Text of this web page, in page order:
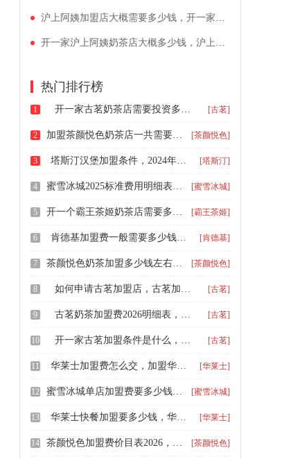
沪上阿姨加盟店大概需要多少钱，开一家沪上阿姨加盟费用要多少
开一家沪上阿姨奶茶店大概多少钱，沪上阿姨加盟费用明细表
热门排行榜
1 开一家古茗奶茶店需要投资多少钱，2026古茗加盟费用及加盟条件标准 [古茗]
2 加盟茶颜悦色奶茶店一共需要多少钱，茶颜悦色标准店加盟费 [茶颜悦色]
3 塔斯汀汉堡加盟条件，2024年塔斯汀汉堡加盟费多少钱 [塔斯汀]
4 蜜雪冰城2025标准费用明细表，蜜雪冰城单店加盟条件要求 [蜜雪冰城]
5 开一个霸王茶姬奶茶店需要多少钱，加盟霸王茶姬品牌店加盟费明细 [霸王茶姬]
6 肯德基加盟费一般需要多少钱，小县城能加盟肯德基吗 [肯德基]
7 茶颜悦色奶茶加盟多少钱左右，加盟茶颜悦色的条件 [茶颜悦色]
8 如何申请古茗加盟店，古茗加盟费用和加盟流程明细 [古茗]
9 古茗奶茶加盟费2026明细表，不同地区古茗加盟条件有差异吗 [古茗]
10 开一家古茗加盟条件是什么，古茗奶茶加盟需要多少费用 [古茗]
11 华莱士加盟费怎么交，加盟华莱士需要什么投资 [华莱士]
12 蜜雪冰城单店加盟费要多少钱，蜜雪冰城加盟费及加盟条件一览 [蜜雪冰城]
13 华莱士快餐加盟要多少钱，华莱士2026年要多少钱加盟费呢 [华莱士]
14 茶颜悦色加盟费价目表2026，茶颜悦色的加盟优势在哪里 [茶颜悦色]